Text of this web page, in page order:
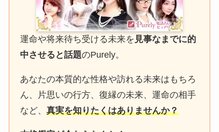
運命や将来待ち受ける未来を 見事なまでに的
中させると話題のPurely。
あなたの本質的な性格や訪れる未来はもちろ
ん、片思いの行方、復縁の未来、運命の相手
など、真実を知りたくはありませんか？